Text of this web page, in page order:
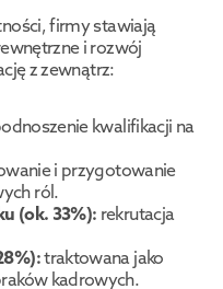
firmy stawiają
i rozwój
z zewnątrz:
kwalifikacji na
i przygotowanie
ról.
(ok. 33%): rekrutacja
traktowana jako
kadrowych.